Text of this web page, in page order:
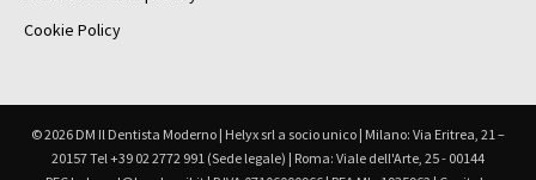
Cookie Policy
© 2026 DM Il Dentista Moderno | Helyx srl a socio unico | Milano: Via Eritrea, 21 –
20157 Tel +39 02 2772 991 (Sede legale) | Roma: Viale dell'Arte, 25 - 00144